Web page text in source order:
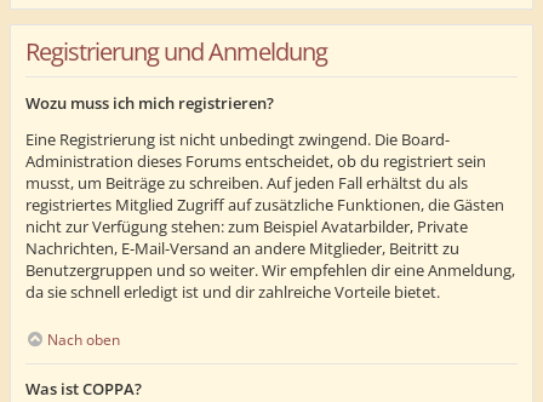
Registrierung und Anmeldung
Wozu muss ich mich registrieren?
Eine Registrierung ist nicht unbedingt zwingend. Die Board-
Administration dieses Forums entscheidet, ob du registriert sein
musst, um Beiträge zu schreiben. Auf jeden Fall erhältst du als
registriertes Mitglied Zugriff auf zusätzliche Funktionen, die Gästen
nicht zur Verfügung stehen: zum Beispiel Avatarbilder, Private
Nachrichten, E-Mail-Versand an andere Mitglieder, Beitritt zu
Benutzergruppen und so weiter. Wir empfehlen dir eine Anmeldung,
da sie schnell erledigt ist und dir zahlreiche Vorteile bietet.
Nach oben
Was ist COPPA?